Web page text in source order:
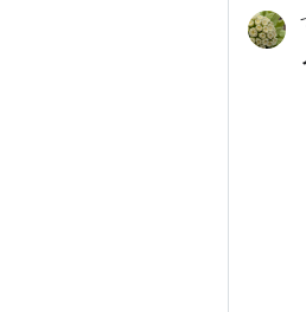
1978年
F.W.ム